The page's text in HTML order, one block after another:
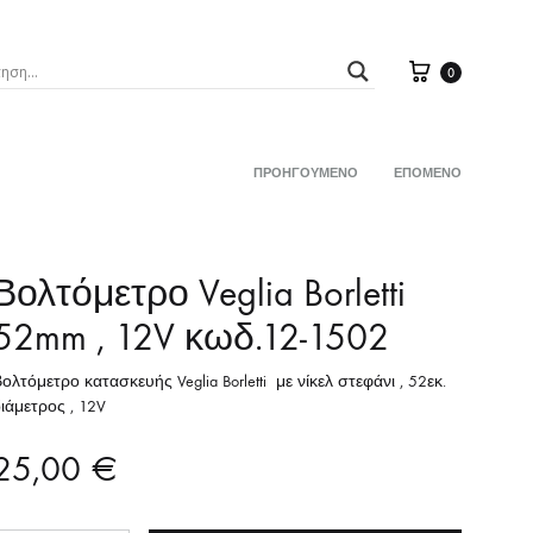
με ΜΠΡΑΤΣΟ
ΑΙΣΘΗΤΗΡΕΣ ΘΕΡΜΟΚΡ.ΨΥΚΤΙΚΟΥ
ΒΕΝΤΙΛΑΤΕΡ
ΕΝΔΕΙΞΕΩΝ
Καλάθι
0
navigation
ΠΡΟΗΓΟΎΜΕΝΟ ΕΠΌΜΕΝΟ
Veglia Borletti
, 12V κωδ.12-1502
κατασκευής Veglia Borletti με νίκελ στεφάνι , 52εκ.
, 12V
€